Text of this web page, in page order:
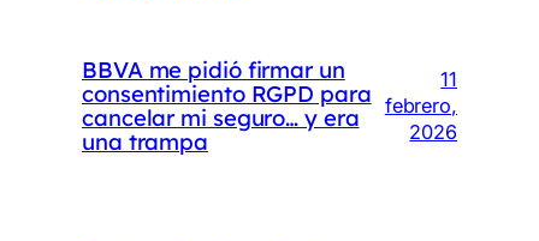
BBVA me pidió firmar un
consentimiento RGPD para
cancelar mi seguro… y era
una trampa
11
febrero,
2026